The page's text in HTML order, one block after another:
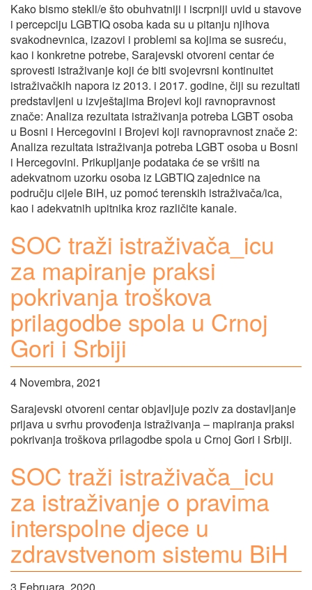
Kako bismo stekli/e što obuhvatniji i iscrpniji uvid u stavove
i percepciju LGBTIQ osoba kada su u pitanju njihova
svakodnevnica, izazovi i problemi sa kojima se susreću,
kao i konkretne potrebe, Sarajevski otvoreni centar će
sprovesti istraživanje koji će biti svojevrsni kontinuitet
istraživačkih napora iz 2013. i 2017. godine, čiji su rezultati
predstavljeni u izvještajima Brojevi koji ravnopravnost
znače: Analiza rezultata istraživanja potreba LGBT osoba
u Bosni i Hercegovini i Brojevi koji ravnopravnost znače 2:
Analiza rezultata istraživanja potreba LGBT osoba u Bosni
i Hercegovini. Prikupljanje podataka će se vršiti na
adekvatnom uzorku osoba iz LGBTIQ zajednice na
području cijele BiH, uz pomoć terenskih istraživača/ica,
kao i adekvatnih upitnika kroz različite kanale.
SOC traži istraživača_icu
za mapiranje praksi
pokrivanja troškova
prilagodbe spola u Crnoj
Gori i Srbiji
4 Novembra, 2021
Sarajevski otvoreni centar objavljuje poziv za dostavljanje
prijava u svrhu provođenja istraživanja – mapiranja praksi
pokrivanja troškova prilagodbe spola u Crnoj Gori i Srbiji.
SOC traži istraživača_icu
za istraživanje o pravima
interspolne djece u
zdravstvenom sistemu BiH